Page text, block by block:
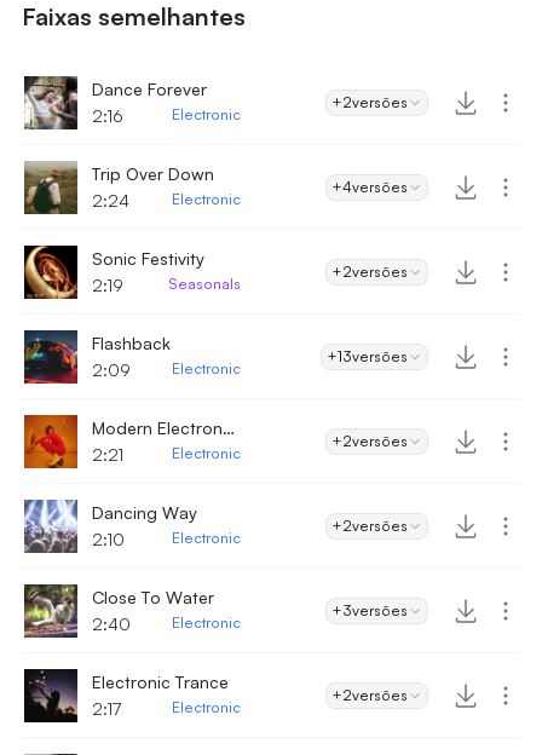
Faixas semelhantes
Dance Forever
2:16
Electronic
+2versões
Trip Over Down
2:24
Electronic
+4versões
Sonic Festivity
2:19
Seasonals
+2versões
Flashback
2:09
Electronic
+13versões
Modern Electronic Vibe
2:21
Electronic
+2versões
Dancing Way
2:10
Electronic
+2versões
Close To Water
2:40
Electronic
+3versões
Electronic Trance
2:17
Electronic
+2versões